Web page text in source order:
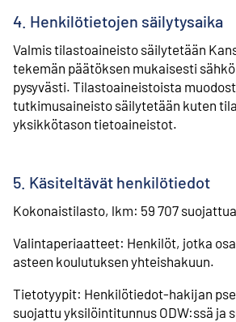
⁠4. Henkilötietojen säilytysaika
Valmis tilastoaineisto säilytetään
tekemän päätöksen mukaisesti
pysyvästi. Tilastoaineistoista
tutkimusaineisto säilytetään kuten
yksikkötason tietoaineistot.
5. Käsiteltävät henkilötiedot
Kokonaistilasto, lkm: 59 707
Valintaperiaatteet: Henkilöt, jotka
asteen koulutuksen yhteishakuun.
Tietotyypit: Henkilötiedot-hakijan
suojattu yksilöintitunnus ODW:ssä ja